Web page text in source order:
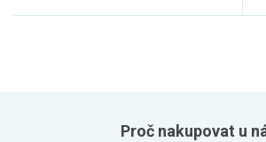
Proč nakupovat u